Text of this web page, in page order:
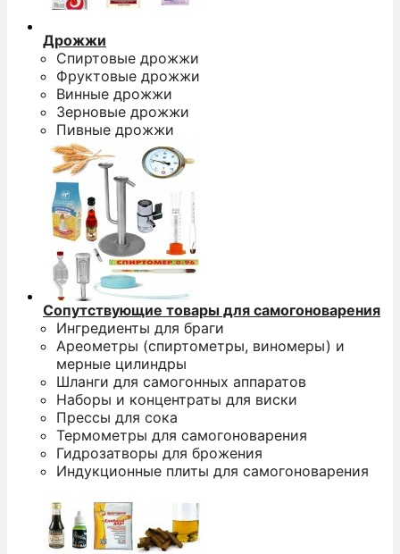
Дрожжи
Спиртовые дрожжи
Фруктовые дрожжи
Винные дрожжи
Зерновые дрожжи
Пивные дрожжи
Сопутствующие товары для самогоноварения
Ингредиенты для браги
Ареометры (спиртометры, виномеры) и
мерные цилиндры
Шланги для самогонных аппаратов
Наборы и концентраты для виски
Прессы для сока
Термометры для самогоноварения
Гидрозатворы для брожения
Индукционные плиты для самогоноварения